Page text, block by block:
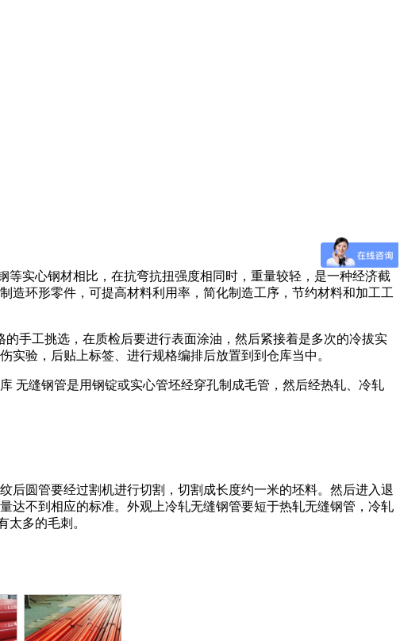
实心钢材相比，在抗弯抗扭强度相同时，重量较轻，是一种经济截
造环形零件，可提高材料利用率，简化制造工序，节约材料和加工工
手工挑选，在质检后要进行表面涂油，然后紧接着是多次的冷拔实
实验， 后贴上标签、进行规格编排后放置到到仓库当中。
钢管是用钢锭或实心管坯经穿孔制成毛管，然后经热轧、冷轧
后圆管要经过割机进行切割，切割成长度约一米的坯料。然后进入退
达不到相应的标准。外观上冷轧无缝钢管要短于热轧无缝钢管，冷轧
多的毛刺。